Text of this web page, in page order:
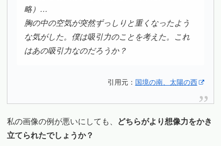
略）…
胸の中の空気が突然ずっしりと重くなったよう
な気がした。僕は吸引力のことを考えた。これ
はあの吸引力なのだろうか？
引用元： 国境の南、太陽の西
私の画像の例が悪いにしても、
どちらがより想像力をかき
立てられたでしょうか？